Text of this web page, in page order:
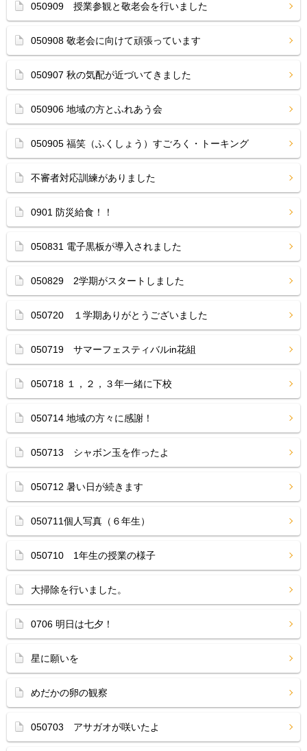
050909 授業参観と敬老会を行いました
050908 敬老会に向けて頑張っています
050907 秋の気配が近づいてきました
050906 地域の方とふれあう会
050905 福笑（ふくしょう）すごろく・トーキング
不審者対応訓練がありました
0901 防災給食！！
050831 電子黒板が導入されました
050829 2学期がスタートしました
050720 １学期ありがとうございました
050719 サマーフェスティバルin花組
050718 １，２，３年一緒に下校
050714 地域の方々に感謝！
050713 シャボン玉を作ったよ
050712 暑い日が続きます
050711個人写真（６年生）
050710 1年生の授業の様子
大掃除を行いました。
0706 明日は七夕！
星に願いを
めだかの卵の観察
050703 アサガオが咲いたよ